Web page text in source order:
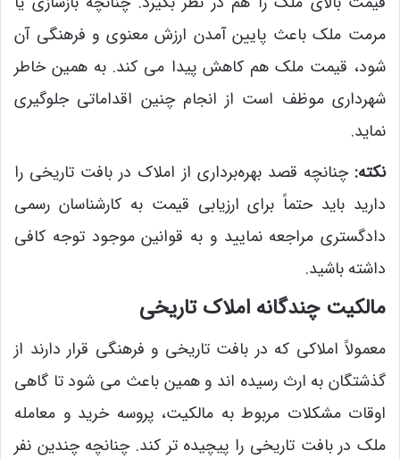
مرمت ملک باعث پایین آمدن ارزش معنوی و فرهنگی آن
شود، قیمت ملک هم کاهش پیدا می ‌کند. به همین خاطر
شهرداری موظف است از انجام چنین اقداماتی جلوگیری
نماید.
نکته: چنانچه قصد بهره‌برداری از املاک در بافت تاریخی را
دارید باید حتماً برای ارزیابی قیمت به کارشناسان رسمی
دادگستری مراجعه نمایید و به قوانین موجود توجه کافی
داشته باشید.
مالکیت چندگانه املاک تاریخی
معمولاً املاکی که در بافت تاریخی و فرهنگی قرار دارند از
گذشتگان به ارث رسیده ‌اند و همین باعث می ‌شود تا گاهی
اوقات مشکلات مربوط به مالکیت، پروسه خرید و معامله
ملک در بافت تاریخی را پیچیده ‌تر کند. چنانچه چندین نفر